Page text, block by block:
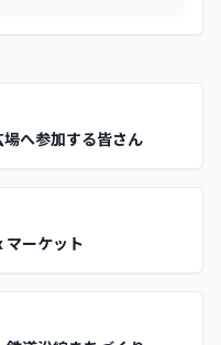
場へ参加する皆さん
マーケット